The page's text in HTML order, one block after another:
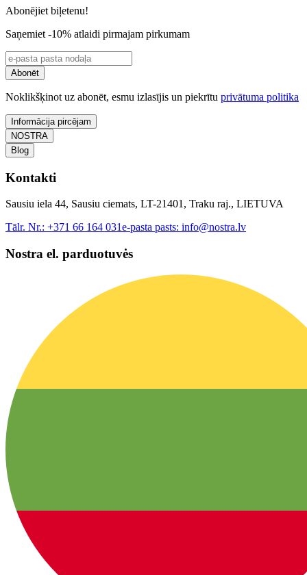
Abonējiet biļetenu!
Saņemiet -10% atlaidi pirmajam pirkumam
Abonēt
Noklikšķinot uz abonēt, esmu izlasījis un piekrītu privātuma politika
Informācija pircējam
NOSTRA
Blog
Kontakti
Sausiu iela 44, Sausiu ciemats, LT-21401, Traku raj., LIETUVA
Tālr. Nr.: +371 66 164 031e-pasta pasts: info@nostra.lv
Nostra el. parduotuvės